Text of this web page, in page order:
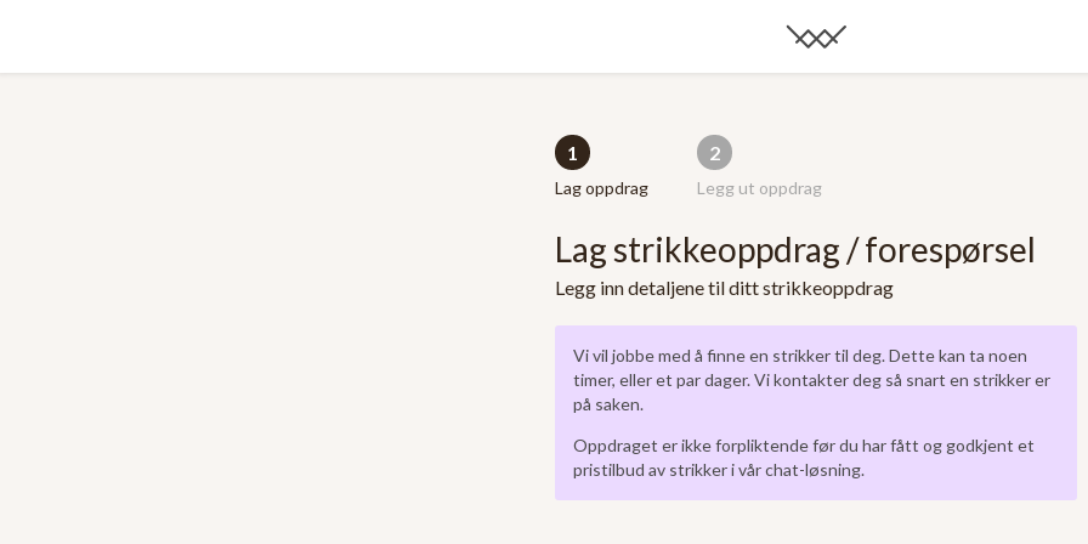
1
Lag oppdrag
2
Legg ut oppdrag
Lag strikkeoppdrag / forespørsel
Legg inn detaljene til ditt strikkeoppdrag
Vi vil jobbe med å finne en strikker til deg. Dette kan ta noen
timer, eller et par dager. Vi kontakter deg så snart en strikker er
på saken.
Oppdraget er ikke forpliktende før du har fått og godkjent et
pristilbud av strikker i vår chat-løsning.